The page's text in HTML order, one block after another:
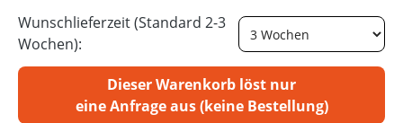
Wunschlieferzeit (Standard 2-3
Wochen):
Dieser Warenkorb löst nur
eine Anfrage aus (keine Bestellung)